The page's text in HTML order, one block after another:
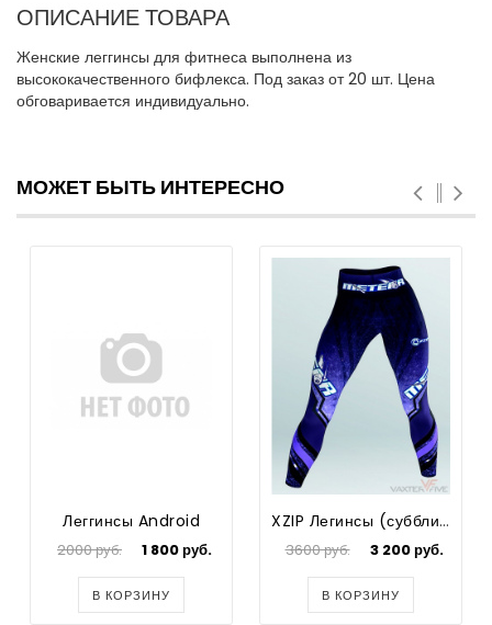
ОПИСАНИЕ ТОВАРА
Женские леггинсы для фитнеса выполнена из
высококачественного бифлекса. Под заказ от 20 шт. Цена
обговаривается индивидуально.
МОЖЕТ БЫТЬ ИНТЕРЕСНО
Леггинсы Android
2000 руб. 1 800 руб.
В КОРЗИНУ
XZIP Легинсы (субблимация)
3600 руб. 3 200 руб.
В КОРЗИНУ